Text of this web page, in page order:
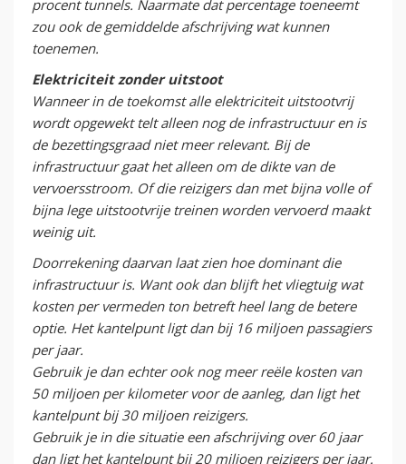
procent tunnels. Naarmate dat percentage toeneemt
zou ook de gemiddelde afschrijving wat kunnen
toenemen.
Elektriciteit zonder uitstoot
Wanneer in de toekomst alle elektriciteit uitstootvrij
wordt opgewekt telt alleen nog de infrastructuur en is
de bezettingsgraad niet meer relevant. Bij de
infrastructuur gaat het alleen om de dikte van de
vervoersstroom. Of die reizigers dan met bijna volle of
bijna lege uitstootvrije treinen worden vervoerd maakt
weinig uit.
Doorrekening daarvan laat zien hoe dominant die
infrastructuur is. Want ook dan blijft het vliegtuig wat
kosten per vermeden ton betreft heel lang de betere
optie. Het kantelpunt ligt dan bij 16 miljoen passagiers
per jaar.
Gebruik je dan echter ook nog meer reële kosten van
50 miljoen per kilometer voor de aanleg, dan ligt het
kantelpunt bij 30 miljoen reizigers.
Gebruik je in die situatie een afschrijving over 60 jaar
dan ligt het kantelpunt bij 20 miljoen reizigers per jaar.